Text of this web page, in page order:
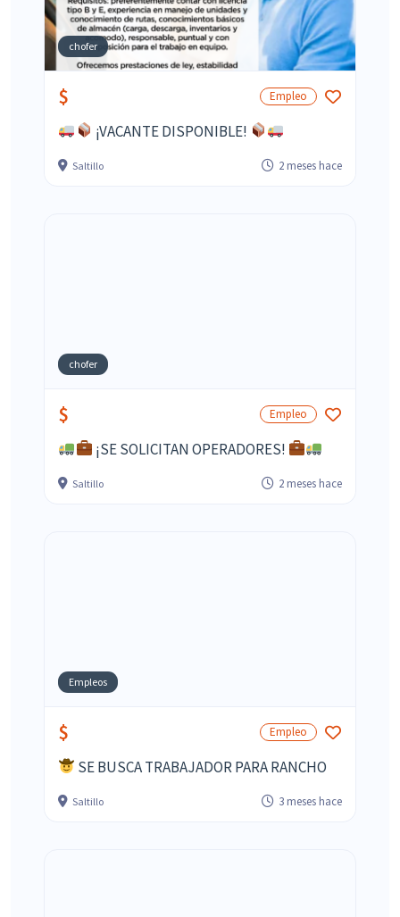
chofer
$ Empleo
¡VACANTE DISPONIBLE!
Saltillo 2 meses hace
chofer
$ Empleo
¡SE SOLICITAN OPERADORES!
Saltillo 2 meses hace
Empleos
$ Empleo
SE BUSCA TRABAJADOR PARA RANCHO
Saltillo 3 meses hace